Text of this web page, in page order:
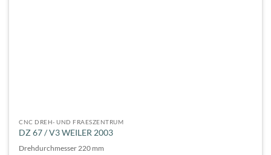
CNC DREH- UND FRAESZENTRUM
DZ 67 / V3 WEILER 2003
Drehdurchmesser 220 mm